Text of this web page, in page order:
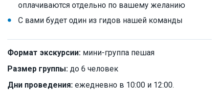
оплачиваются отдельно по вашему желанию
С вами будет один из гидов нашей команды
Формат экскурсии: мини-группа пешая
Размер группы: до 6 человек
Дни проведения: ежедневно в 10:00 и 12:00.